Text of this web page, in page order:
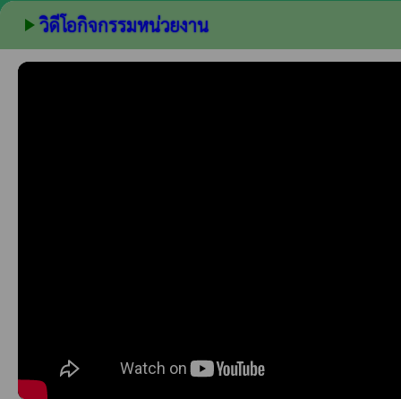
play_arrowวิดีโอกิจกรรมหน่วยงาน